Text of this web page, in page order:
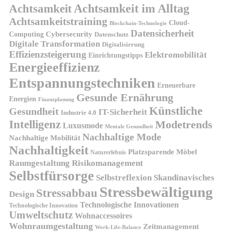
AchtsamkeitAchtsamkeit im Alltag
Achtsamkeitstraining Blockchain-Technologie Cloud-
Computing Cybersecurity Datenschutz Datensicherheit
Digitale Transformation Digitalisierung
Effizienzsteigerung Einrichtungstipps Elektromobilität
Energieeffizienz
Entspannungstechniken Erneuerbare
Energien Finanzplanung Gesunde Ernährung
Gesundheit Industrie 4.0 IT-Sicherheit Künstliche
Intelligenz Luxusmode Mentale Gesundheit Modetrends
Nachhaltige Mobilität Nachhaltige Mode
Nachhaltigkeit Naturerlebnis Platzsparende Möbel
Raumgestaltung Risikomanagement
Selbstfürsorge Selbstreflexion Skandinavisches
Design Stressabbau Stressbewältigung
Technologische Innovation Technologische Innovationen
Umweltschutz Wohnaccessoires
Wohnraumgestaltung Work-Life-Balance Zeitmanagement